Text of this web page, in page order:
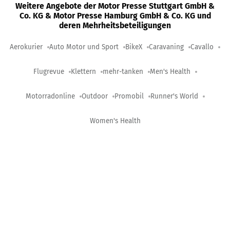
Weitere Angebote der Motor Presse Stuttgart GmbH &
Co. KG & Motor Presse Hamburg GmbH & Co. KG und
deren Mehrheitsbeteiligungen
Aerokurier Auto Motor und Sport BikeX Caravaning Cavallo
Flugrevue Klettern mehr-tanken Men's Health
Motorradonline Outdoor Promobil Runner's World
Women's Health